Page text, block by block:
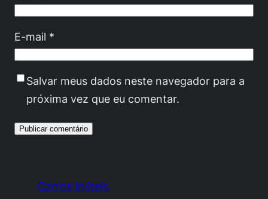
E-mail *
Salvar meus dados neste navegador para a
próxima vez que eu comentar.
Carros Inúteis